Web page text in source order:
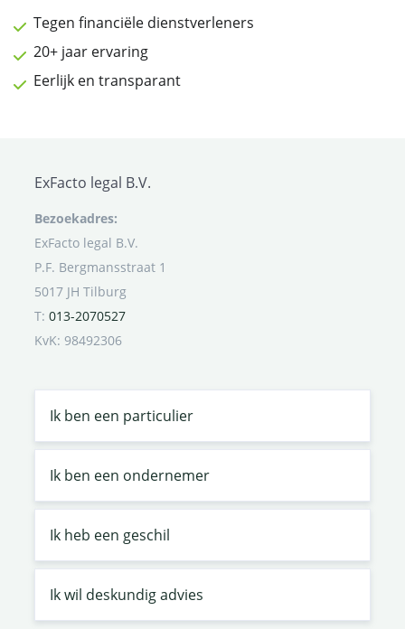
Tegen financiële dienstverleners
20+ jaar ervaring
Eerlijk en transparant
ExFacto legal B.V.
Bezoekadres:
ExFacto legal B.V.
P.F. Bergmansstraat 1
5017 JH Tilburg
T: 013-2070527
KvK: 98492306
Ik ben een particulier
Ik ben een ondernemer
Ik heb een geschil
Ik wil deskundig advies